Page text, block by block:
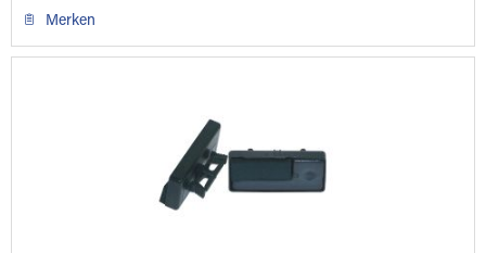
Merken